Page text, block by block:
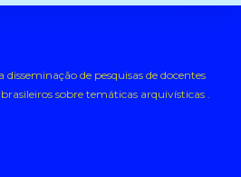
de pesquisas de docentes
sobre temáticas arquivísticas .